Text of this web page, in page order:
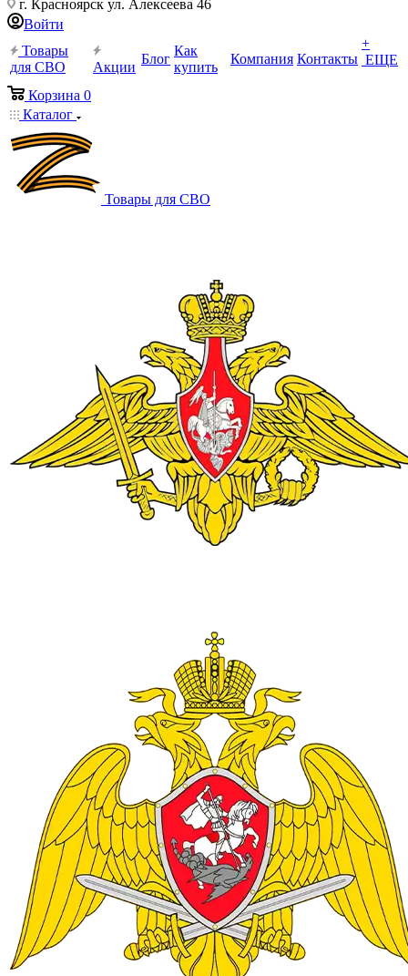
г. Красноярск ул. Алексеева 46
Войти
Товары
для СВО
Акции
Блог
Как
купить
Компания Контакты
+
ЕЩЕ
Корзина 0
Каталог
Товары для СВО